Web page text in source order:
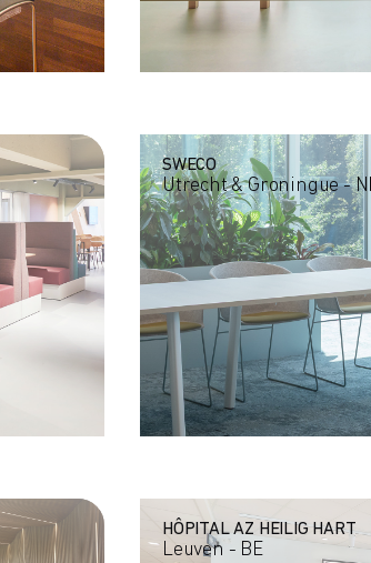
SWECO
Utrecht & Groningue -
HÔPITAL AZ HEILIG HART
Leuven - BE